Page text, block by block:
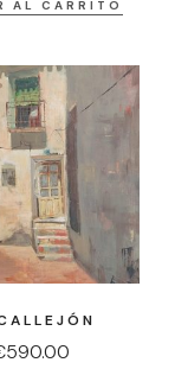
AL CARRITO
590.00